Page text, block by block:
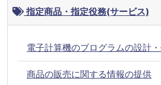
指定商品・指定役務(サービス)
電子計算機のプログラムの設計
商品の販売に関する情報の提供